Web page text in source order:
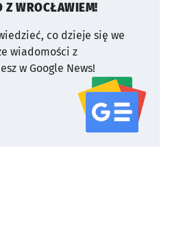
Z WROCŁAWIEM!
co dzieje się we
wiadomości z
w Google News!
serwisu